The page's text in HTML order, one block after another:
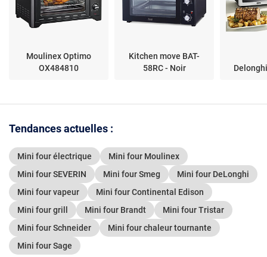
Moulinex Optimo
OX484810
Kitchen move BAT-
58RC - Noir
Tendances actuelles :
Mini four électrique
Mini four Moulinex
Mini four SEVERIN
Mini four Smeg
Mini four DeLonghi
Mini four vapeur
Mini four Continental Edison
Mini four grill
Mini four Brandt
Mini four Tristar
Mini four Schneider
Mini four chaleur tournante
Mini four Sage